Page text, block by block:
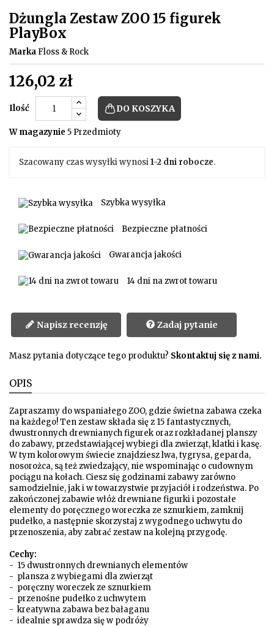
Dżungla Zestaw ZOO 15 figurek
PlayBox
Marka Floss & Rock
126,02 zł
Ilość DO KOSZYKA
W magazynie 5 Przedmioty
Szacowany czas wysyłki wynosi1-2 dni robocze.
Szybka wysyłka
Bezpieczne płatności
Gwarancja jakości
14 dni na zwrot towaru
Napisz recenzję Zadaj pytanie
Masz pytania dotyczące tego produktu? Skontaktuj się z nami.
OPIS
Zapraszamy do wspaniałego ZOO, gdzie świetna zabawa czeka
na każdego! Ten zestaw składa się z 15 fantastycznych,
dwustronnych drewnianych figurek oraz rozkładanej planszy
do zabawy, przedstawiającej wybiegi dla zwierząt, klatki i kasę.
W tym kolorowym świecie znajdziesz lwa, tygrysa, geparda,
nosorożca, są też zwiedzający, nie wspominając o cudownym
pociągu na kołach. Ciesz się godzinami zabawy zarówno
samodzielnie, jak i w towarzystwie przyjaciół i rodzeństwa. Po
zakończonej zabawie włóż drewniane figurki i pozostałe
elementy do poręcznego woreczka ze sznurkiem, zamknij
pudełko, a następnie skorzystaj z wygodnego uchwytu do
przenoszenia, aby zabrać zestaw na kolejną przygodę.
Cechy:
- 15 dwustronnych drewnianych elementów
- plansza z wybiegami dla zwierząt
- poręczny woreczek ze sznurkiem
- przenośne pudełko z uchwytem
- kreatywna zabawa bez bałaganu
- idealnie sprawdza się w podróży